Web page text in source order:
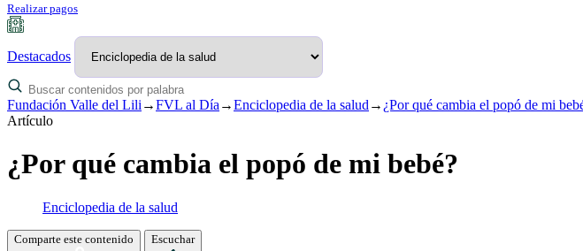
Realizar pagos
Destacados
Fundación Valle del Lili →FVL al Día →Enciclopedia de la salud → ¿Por qué cambia el popó de mi
Artículo
¿Por qué cambia el popó de mi bebé?
Enciclopedia de la salud
Comparte este contenido Escuchar